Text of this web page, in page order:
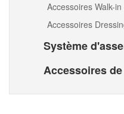
Accessoires Walk-
Accessoires
Système
Accessoires